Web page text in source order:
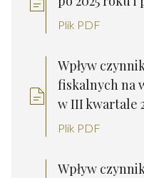
Plik PDF
Wpływ
fiskalnych na
w III kwartale
Plik PDF
Wpływ